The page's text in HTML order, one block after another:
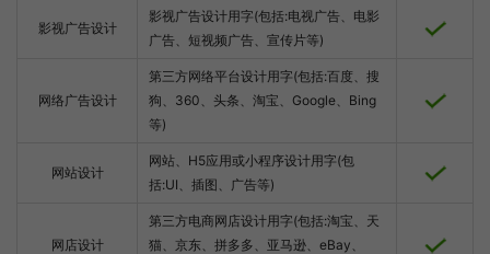
影视广告设计
影视广告设计用字(包括:电视广告、电影
广告、短视频广告、宣传片等)
网络广告设计
第三方网络平台设计用字(包括:百度、搜
狗、360、头条、淘宝、Google、Bing
等)
网站设计
网站、H5应用或小程序设计用字(包
括:UI、插图、广告等)
网店设计
第三方电商网店设计用字(包括:淘宝、天
猫、京东、拼多多、亚马逊、eBay、